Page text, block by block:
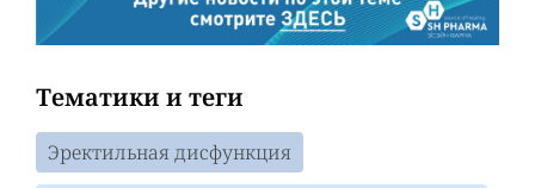
Тематики и теги
Эректильная дисфункция